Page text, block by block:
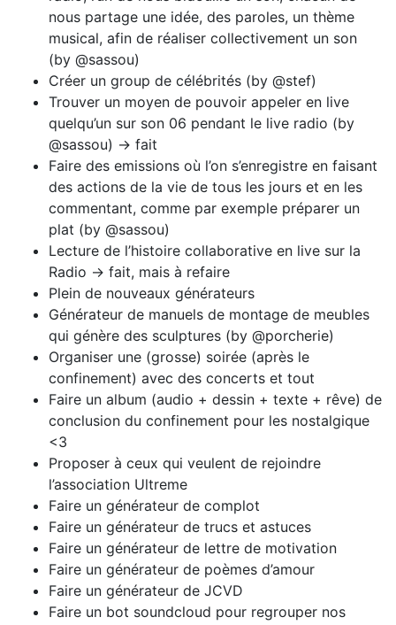
nous partage une idée, des paroles, un thème
musical, afin de réaliser collectivement un son
(by @sassou)
Créer un group de célébrités (by @stef)
Trouver un moyen de pouvoir appeler en live
quelqu’un sur son 06 pendant le live radio (by
@sassou) -> fait
Faire des emissions où l’on s’enregistre en faisant
des actions de la vie de tous les jours et en les
commentant, comme par exemple préparer un
plat (by @sassou)
Lecture de l’histoire collaborative en live sur la
Radio -> fait, mais à refaire
Plein de nouveaux générateurs
Générateur de manuels de montage de meubles
qui génère des sculptures (by @porcherie)
Organiser une (grosse) soirée (après le
confinement) avec des concerts et tout
Faire un album (audio + dessin + texte + rêve) de
conclusion du confinement pour les nostalgique
<3
Proposer à ceux qui veulent de rejoindre
l’association Ultreme
Faire un générateur de complot
Faire un générateur de trucs et astuces
Faire un générateur de lettre de motivation
Faire un générateur de poèmes d’amour
Faire un générateur de JCVD
Faire un bot soundcloud pour regrouper nos